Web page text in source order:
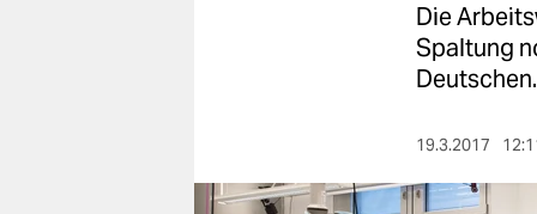
berlin
Die
Spaltung
Deutschen.
19.3.2017